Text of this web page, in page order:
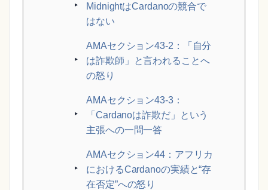
MidnightはCardanoの競合で
はない
AMAセクション43-2：「自分
は詐欺師」と言われることへ
の怒り
AMAセクション43-3：
「Cardanoは詐欺だ」という
主張への一問一答
AMAセクション44：アフリカ
におけるCardanoの実績と“存
在否定”への怒り